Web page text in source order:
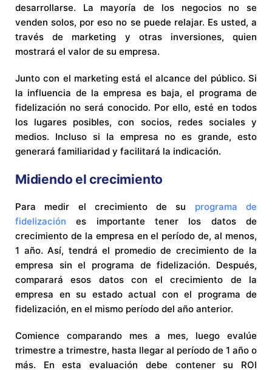
desarrollarse. La mayoría de los negocios no se
venden solos, por eso no se puede relajar. Es usted, a
través de marketing y otras inversiones, quien
mostrará el valor de su empresa.
Junto con el marketing está el alcance del público. Si
la influencia de la empresa es baja, el programa de
fidelización no será conocido. Por ello, esté en todos
los lugares posibles, con socios, redes sociales y
medios. Incluso si la empresa no es grande, esto
generará familiaridad y facilitará la indicación.
Midiendo el crecimiento
Para medir el crecimiento de su programa de
fidelización es importante tener los datos de
crecimiento de la empresa en el período de, al menos,
1 año. Así, tendrá el promedio de crecimiento de la
empresa sin el programa de fidelización. Después,
comparará esos datos con el crecimiento de la
empresa en su estado actual con el programa de
fidelización, en el mismo período del año anterior.
Comience comparando mes a mes, luego evalúe
trimestre a trimestre, hasta llegar al período de 1 año o
más. En esta evaluación debe contener su ROI